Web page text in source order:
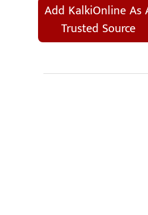
Add KalkiOnline As
Trusted Source